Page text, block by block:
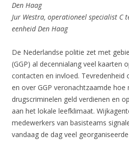
Den Haag
Jur Westra, operationeel specialist C
eenheid Den Haag
De Nederlandse politie zet met
(GGP) al decennialang veel kaarten
contacten en invloed. Tevredenheid
en over GGP veronachtzaamde hoe
drugscriminelen geld verdienen en
aan het lokale leefklimaat.
medewerkers van basisteams
vandaag de dag veel